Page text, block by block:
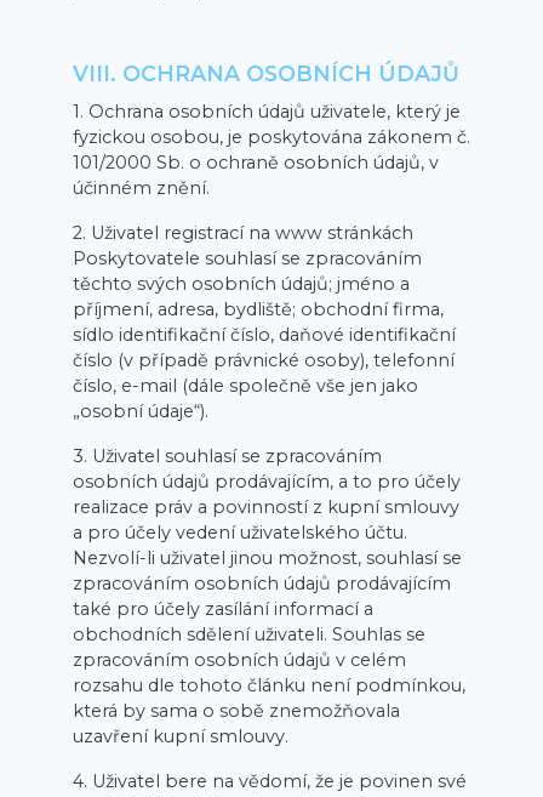
VIII. OCHRANA OSOBNÍCH ÚDAJŮ
1. Ochrana osobních údajů uživatele, který je
fyzickou osobou, je poskytována zákonem č.
101/2000 Sb. o ochraně osobních údajů, v
účinném znění.
2. Uživatel registrací na www stránkách
Poskytovatele souhlasí se zpracováním
těchto svých osobních údajů; jméno a
příjmení, adresa, bydliště; obchodní firma,
sídlo identifikační číslo, daňové identifikační
číslo (v případě právnické osoby), telefonní
číslo, e-mail (dále společně vše jen jako
„osobní údaje“).
3. Uživatel souhlasí se zpracováním
osobních údajů prodávajícím, a to pro účely
realizace práv a povinností z kupní smlouvy
a pro účely vedení uživatelského účtu.
Nezvolí-li uživatel jinou možnost, souhlasí se
zpracováním osobních údajů prodávajícím
také pro účely zasílání informací a
obchodních sdělení uživateli. Souhlas se
zpracováním osobních údajů v celém
rozsahu dle tohoto článku není podmínkou,
která by sama o sobě znemožňovala
uzavření kupní smlouvy.
4. Uživatel bere na vědomí, že je povinen své